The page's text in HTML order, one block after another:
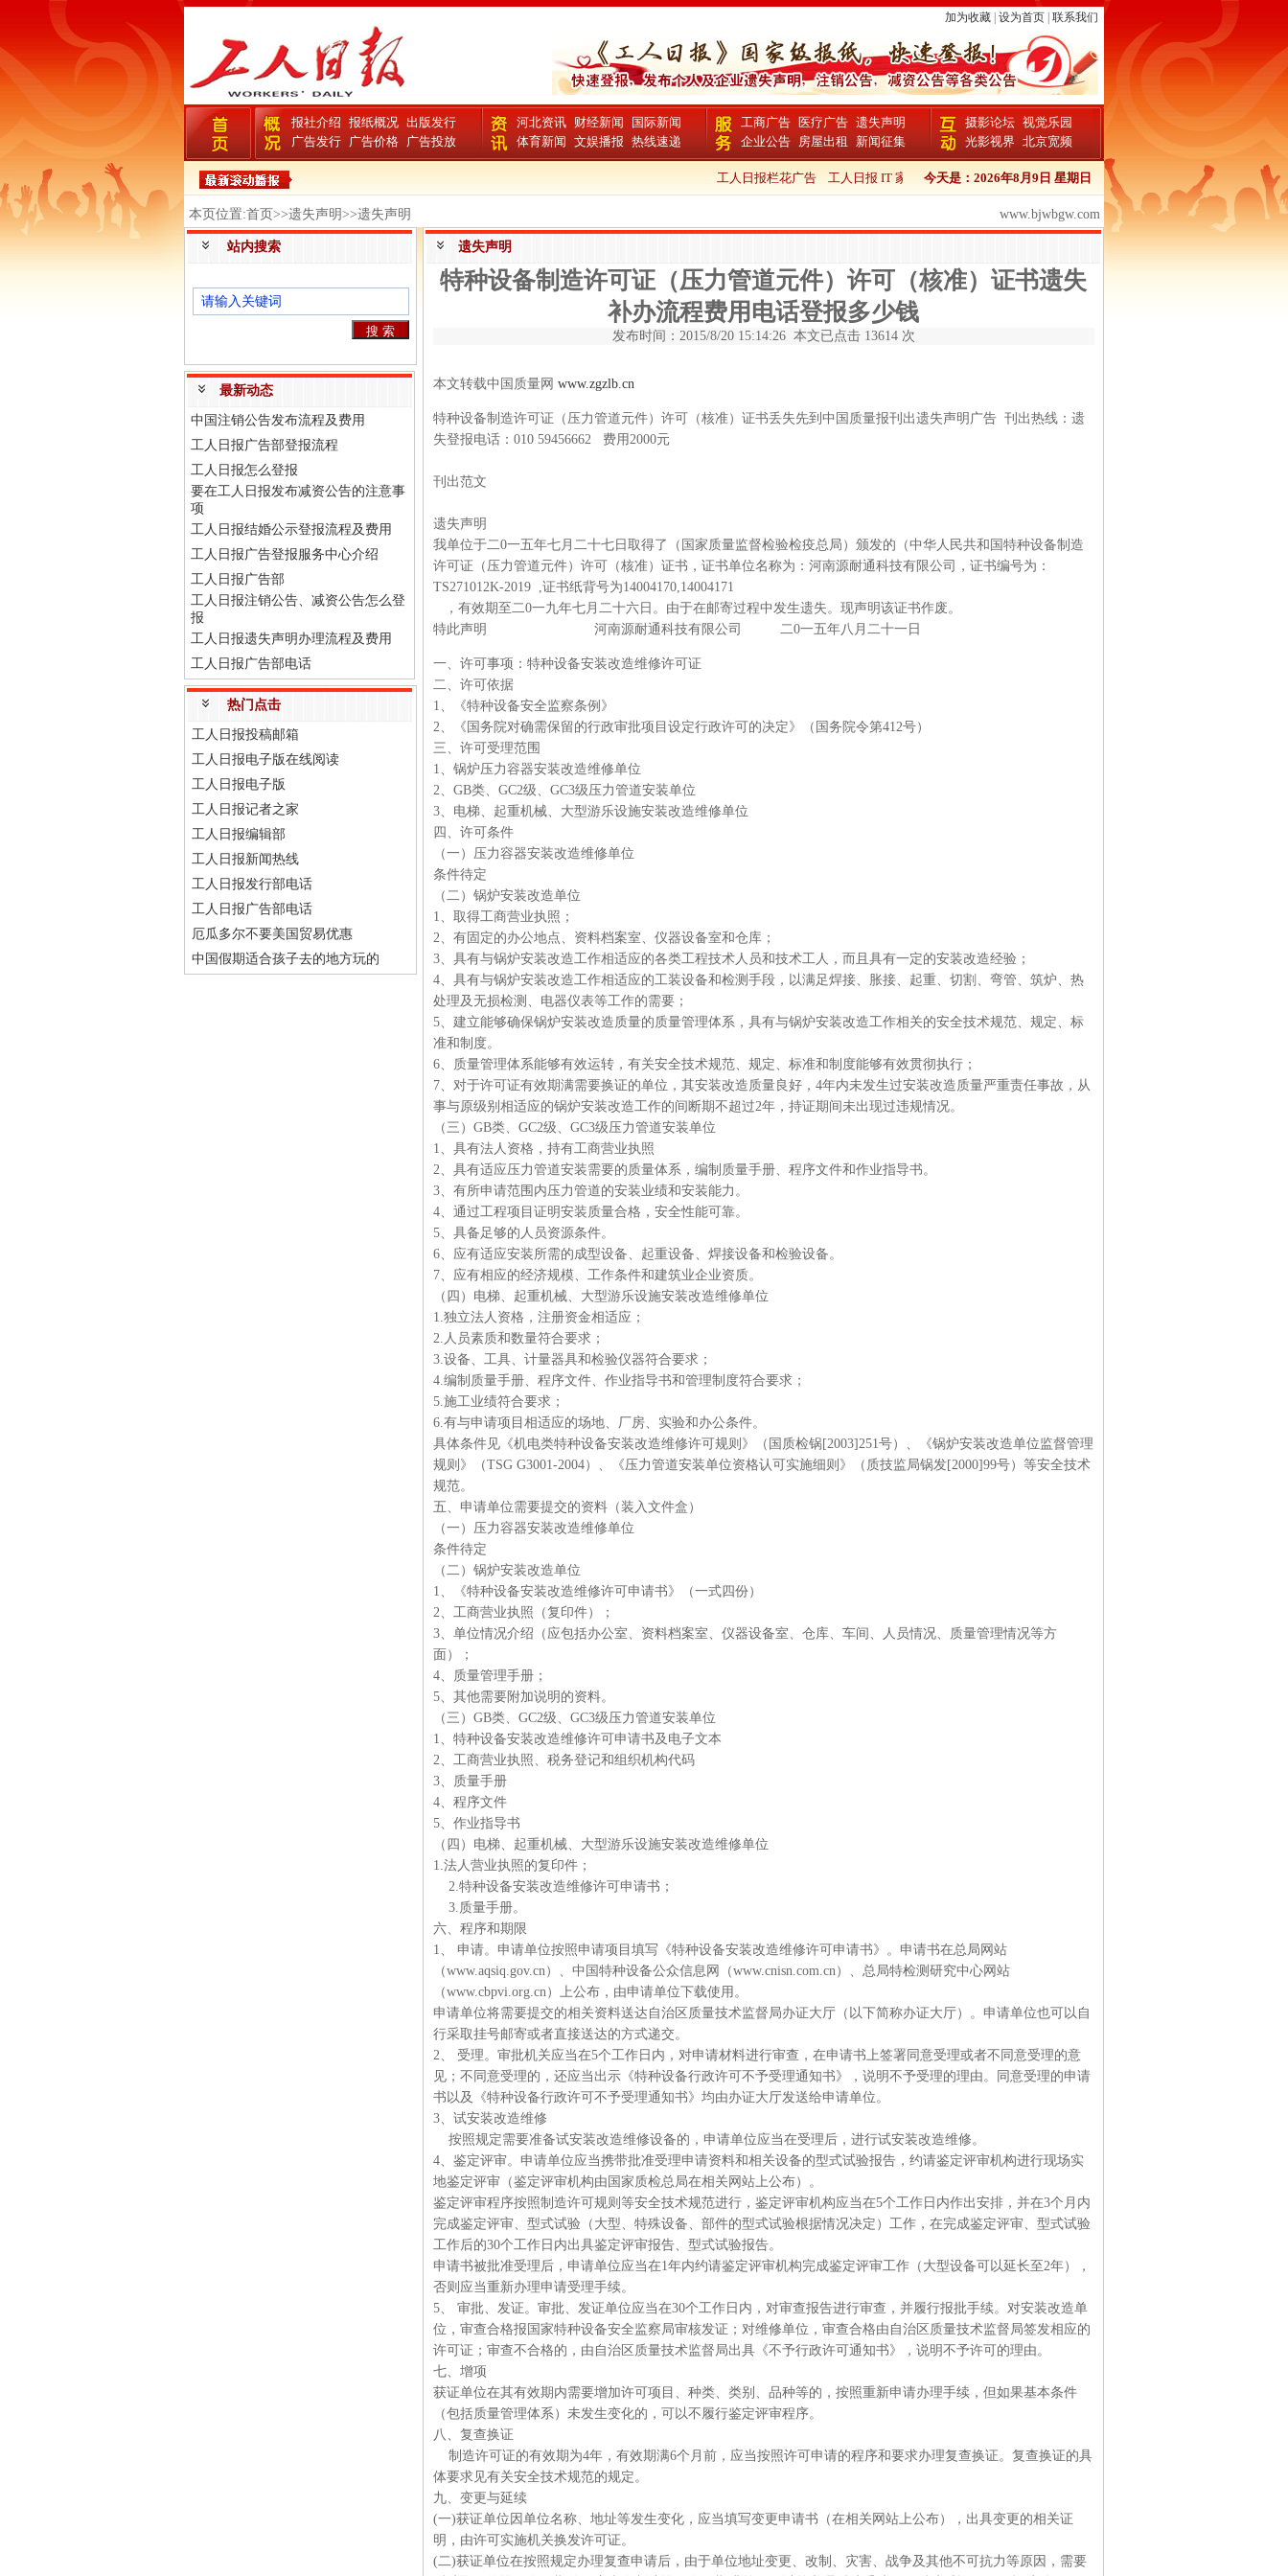
加为收藏 设为首页 联系我们
报社介绍 报纸概况 出版发行
广告发行 广告价格 广告投放
河北资讯 财经新闻
国际新闻
体育新闻 文娱播报 热线速递
工商广告 医疗广告 遗失声明
企业公告 房屋出租 新闻征集
摄影论坛 视觉乐园
光影视界 北京宽频
工人日报栏花广告 工人日报 IT 家电 办公版 广告 工人日报都市咨询文字广告 工人日报旅游广告 工人
今天是： 2026年8月9日 星期日
本页位置:首页>>遗失声明>>遗失声明 www.bjwbgw.com
站内搜索
最新动态
中国注销公告发布流程及费用
工人日报广告部登报流程
工人日报怎么登报
要在工人日报发布减资公告的注意事
项
工人日报结婚公示登报流程及费用
工人日报广告登报服务中心介绍
工人日报广告部
工人日报注销公告、减资公告怎么登
报
工人日报遗失声明办理流程及费用
工人日报广告部电话
热门点击
工人日报投稿邮箱
工人日报电子版在线阅读
工人日报电子版
工人日报记者之家
工人日报编辑部
工人日报新闻热线
工人日报发行部电话
工人日报广告部电话
厄瓜多尔不要美国贸易优惠
中国假期适合孩子去的地方玩的
遗失声明
特种设备制造许可证（压力管道元件）许可（核准）证书遗失
补办流程费用电话登报多少钱
发布时间：2015/8/20 15:14:26 本文已点击 13614 次
本文转载中国质量网 www.zgzlb.cn
特种设备制造许可证（压力管道元件）许可（核准）证书丢失先到中国质量报刊出遗失声明广告 刊出热线：遗
失登报电话：010 59456662 费用2000元
刊出范文
遗失声明
我单位于二0一五年七月二十七日取得了（国家质量监督检验检疫总局）颁发的（中华人民共和国特种设备制造
许可证（压力管道元件）许可（核准）证书，证书单位名称为：河南源耐通科技有限公司，证书编号为：
TS271012K-2019 ,证书纸背号为14004170,14004171
，有效期至二0一九年七月二十六日。由于在邮寄过程中发生遗失。现声明该证书作废。
特此声明 河南源耐通科技有限公司 二0一五年八月二十一日
一、许可事项：特种设备安装改造维修许可证
二、许可依据
1、《特种设备安全监察条例》
2、《国务院对确需保留的行政审批项目设定行政许可的决定》（国务院令第412号）
三、许可受理范围
1、锅炉压力容器安装改造维修单位
2、GB类、GC2级、GC3级压力管道安装单位
3、电梯、起重机械、大型游乐设施安装改造维修单位
四、许可条件
（一）压力容器安装改造维修单位
条件待定
（二）锅炉安装改造单位
1、取得工商营业执照；
2、有固定的办公地点、资料档案室、仪器设备室和仓库；
3、具有与锅炉安装改造工作相适应的各类工程技术人员和技术工人，而且具有一定的安装改造经验；
4、具有与锅炉安装改造工作相适应的工装设备和检测手段，以满足焊接、胀接、起重、切割、弯管、筑炉、热
处理及无损检测、电器仪表等工作的需要；
5、建立能够确保锅炉安装改造质量的质量管理体系，具有与锅炉安装改造工作相关的安全技术规范、规定、标
准和制度。
6、质量管理体系能够有效运转，有关安全技术规范、规定、标准和制度能够有效贯彻执行；
7、对于许可证有效期满需要换证的单位，其安装改造质量良好，4年内未发生过安装改造质量严重责任事故，从
事与原级别相适应的锅炉安装改造工作的间断期不超过2年，持证期间未出现过违规情况。
（三）GB类、GC2级、GC3级压力管道安装单位
1、具有法人资格，持有工商营业执照
2、具有适应压力管道安装需要的质量体系，编制质量手册、程序文件和作业指导书。
3、有所申请范围内压力管道的安装业绩和安装能力。
4、通过工程项目证明安装质量合格，安全性能可靠。
5、具备足够的人员资源条件。
6、应有适应安装所需的成型设备、起重设备、焊接设备和检验设备。
7、应有相应的经济规模、工作条件和建筑业企业资质。
（四）电梯、起重机械、大型游乐设施安装改造维修单位
1.独立法人资格，注册资金相适应；
2.人员素质和数量符合要求；
3.设备、工具、计量器具和检验仪器符合要求；
4.编制质量手册、程序文件、作业指导书和管理制度符合要求；
5.施工业绩符合要求；
6.有与申请项目相适应的场地、厂房、实验和办公条件。
具体条件见《机电类特种设备安装改造维修许可规则》（国质检锅[2003]251号）、《锅炉安装改造单位监督管理
规则》（TSG G3001-2004）、《压力管道安装单位资格认可实施细则》（质技监局锅发[2000]99号）等安全技术
规范。
五、申请单位需要提交的资料（装入文件盒）
（一）压力容器安装改造维修单位
条件待定
（二）锅炉安装改造单位
1、《特种设备安装改造维修许可申请书》（一式四份）
2、工商营业执照（复印件）；
3、单位情况介绍（应包括办公室、资料档案室、仪器设备室、仓库、车间、人员情况、质量管理情况等方
面）；
4、质量管理手册；
5、其他需要附加说明的资料。
（三）GB类、GC2级、GC3级压力管道安装单位
1、特种设备安装改造维修许可申请书及电子文本
2、工商营业执照、税务登记和组织机构代码
3、质量手册
4、程序文件
5、作业指导书
（四）电梯、起重机械、大型游乐设施安装改造维修单位
1.法人营业执照的复印件；
2.特种设备安装改造维修许可申请书；
3.质量手册。
六、程序和期限
1、 申请。申请单位按照申请项目填写《特种设备安装改造维修许可申请书》。申请书在总局网站
（www.aqsiq.gov.cn）、中国特种设备公众信息网（www.cnisn.com.cn）、总局特检测研究中心网站
（www.cbpvi.org.cn）上公布，由申请单位下载使用。
申请单位将需要提交的相关资料送达自治区质量技术监督局办证大厅（以下简称办证大厅）。申请单位也可以自
行采取挂号邮寄或者直接送达的方式递交。
2、 受理。审批机关应当在5个工作日内，对申请材料进行审查，在申请书上签署同意受理或者不同意受理的意
见；不同意受理的，还应当出示《特种设备行政许可不予受理通知书》，说明不予受理的理由。同意受理的申请
书以及《特种设备行政许可不予受理通知书》均由办证大厅发送给申请单位。
3、试安装改造维修
按照规定需要准备试安装改造维修设备的，申请单位应当在受理后，进行试安装改造维修。
4、鉴定评审。申请单位应当携带批准受理申请资料和相关设备的型式试验报告，约请鉴定评审机构进行现场实
地鉴定评审（鉴定评审机构由国家质检总局在相关网站上公布）。
鉴定评审程序按照制造许可规则等安全技术规范进行，鉴定评审机构应当在5个工作日内作出安排，并在3个月内
完成鉴定评审、型式试验（大型、特殊设备、部件的型式试验根据情况决定）工作，在完成鉴定评审、型式试验
工作后的30个工作日内出具鉴定评审报告、型式试验报告。
申请书被批准受理后，申请单位应当在1年内约请鉴定评审机构完成鉴定评审工作（大型设备可以延长至2年），
否则应当重新办理申请受理手续。
5、 审批、发证。审批、发证单位应当在30个工作日内，对审查报告进行审查，并履行报批手续。对安装改造单
位，审查合格报国家特种设备安全监察局审核发证；对维修单位，审查合格由自治区质量技术监督局签发相应的
许可证；审查不合格的，由自治区质量技术监督局出具《不予行政许可通知书》，说明不予许可的理由。
七、增项
获证单位在其有效期内需要增加许可项目、种类、类别、品种等的，按照重新申请办理手续，但如果基本条件
（包括质量管理体系）未发生变化的，可以不履行鉴定评审程序。
八、复查换证
制造许可证的有效期为4年，有效期满6个月前，应当按照许可申请的程序和要求办理复查换证。复查换证的具
体要求见有关安全技术规范的规定。
九、变更与延续
(一)获证单位因单位名称、地址等发生变化，应当填写变更申请书（在相关网站上公布），出具变更的相关证
明，由许可实施机关换发许可证。
(二)获证单位在按照规定办理复查申请后，由于单位地址变更、改制、灾害、战争及其他不可抗力等原因，需要